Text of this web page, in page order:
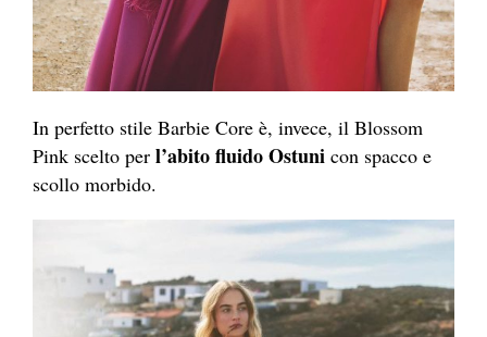
In perfetto stile Barbie Core è, invece, il Blossom
Pink scelto per l’abito fluido Ostuni con spacco e
scollo morbido.